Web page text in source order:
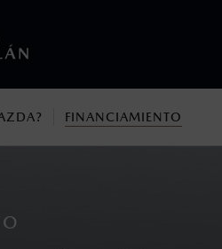
FINANCIAMIENTO
indicados en esta